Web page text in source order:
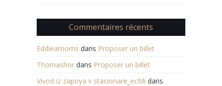
Commentaires récents
Eddieamoms dans Proposer un billet
Thomashor dans Proposer un billet
Vivod iz zapoya v stacionare_ecMi dans